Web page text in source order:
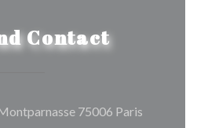
Contact
75006 Paris((opens